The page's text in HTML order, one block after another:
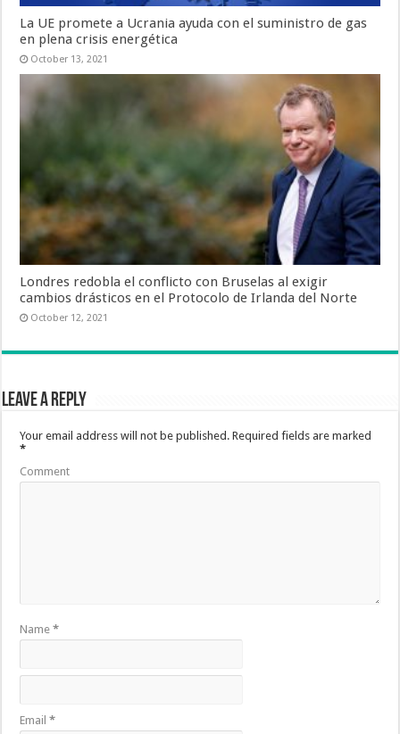
La UE promete a Ucrania ayuda con el suministro de gas
en plena crisis energética
October 13, 2021
Londres redobla el conflicto con Bruselas al exigir
cambios drásticos en el Protocolo de Irlanda del Norte
October 12, 2021
Leave a Reply
Your email address will not be published. Required fields are marked
*
Comment
Name*
Email*